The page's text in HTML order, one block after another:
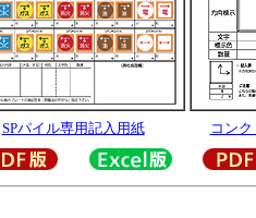
SPパイル専用記入用紙 コン